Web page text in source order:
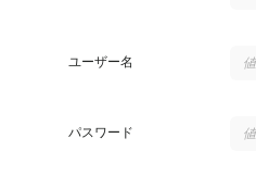
ユーザー名
パスワード